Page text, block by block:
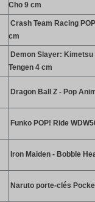
Cho 9 cm
Crash Team Racing
cm
Demon Slayer: Kimetsu
Tengen 4 cm
Dragon Ball Z - Pop
Funko POP! Ride
Iron Maiden - Bobble
Naruto porte-clés